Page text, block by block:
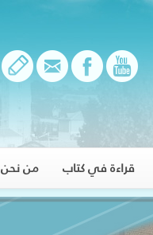
قراءة في كتاب من نحن